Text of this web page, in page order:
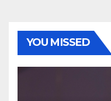
YOU MISSED